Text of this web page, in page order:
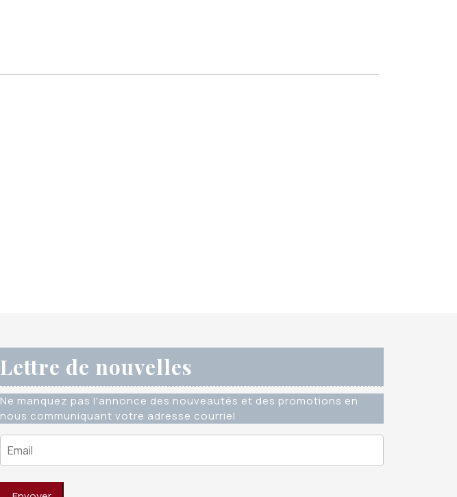
Lettre de nouvelles
Ne manquez pas l'annonce des nouveautés et des promotions en
nous communiquant votre adresse courriel